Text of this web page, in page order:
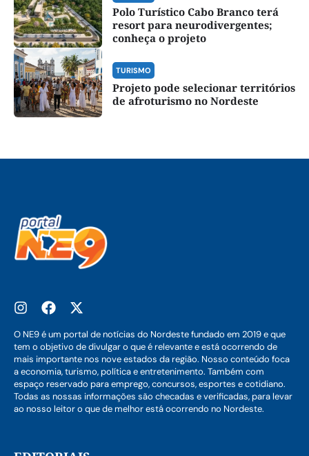
Polo Turístico Cabo Branco terá
resort para neurodivergentes;
conheça o projeto
TURISMO
Projeto pode selecionar territórios
de afroturismo no Nordeste
O NE9 é um portal de notícias do Nordeste fundado em 2019 e que
tem o objetivo de divulgar o que é relevante e está ocorrendo de
mais importante nos nove estados da região. Nosso conteúdo foca
a economia, turismo, política e entretenimento. Também com
espaço reservado para emprego, concursos, esportes e cotidiano.
Todas as nossas informações são checadas e verificadas, para levar
ao nosso leitor o que de melhor está ocorrendo no Nordeste.